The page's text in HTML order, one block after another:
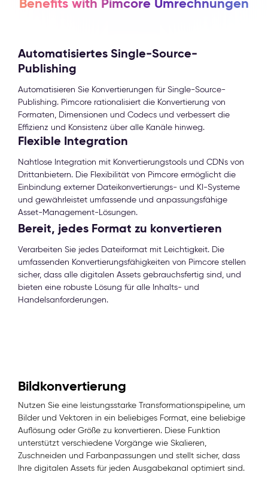
Benefits with Pimcore Umrechnungen
Automatisiertes Single-Source-
Publishing
Automatisieren Sie Konvertierungen für Single-Source-
Publishing. Pimcore rationalisiert die Konvertierung von
Formaten, Dimensionen und Codecs und verbessert die
Effizienz und Konsistenz über alle Kanäle hinweg.
Flexible Integration
Nahtlose Integration mit Konvertierungstools und CDNs von
Drittanbietern. Die Flexibilität von Pimcore ermöglicht die
Einbindung externer Dateikonvertierungs- und KI-Systeme
und gewährleistet umfassende und anpassungsfähige
Asset-Management-Lösungen.
Bereit, jedes Format zu konvertieren
Verarbeiten Sie jedes Dateiformat mit Leichtigkeit. Die
umfassenden Konvertierungsfähigkeiten von Pimcore stellen
sicher, dass alle digitalen Assets gebrauchsfertig sind, und
bieten eine robuste Lösung für alle Inhalts- und
Handelsanforderungen.
Bildkonvertierung
Nutzen Sie eine leistungsstarke Transformationspipeline, um
Bilder und Vektoren in ein beliebiges Format, eine beliebige
Auflösung oder Größe zu konvertieren. Diese Funktion
unterstützt verschiedene Vorgänge wie Skalieren,
Zuschneiden und Farbanpassungen und stellt sicher, dass
Ihre digitalen Assets für jeden Ausgabekanal optimiert sind.